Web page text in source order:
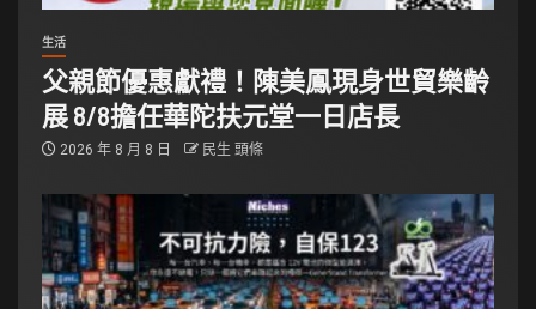
生活
父親節優惠獻禮！陳美鳳現身世貿樂齡
展 8/8擔任華陀扶元堂一日店長
2026 年 8 月 8 日 民生 頭條